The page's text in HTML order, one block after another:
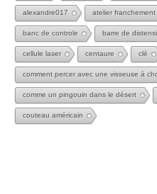
alexandre017 atelier franchement
banc de controle barre de
cellule laser centaure clé
comment percer avec une visseuse à
comme un pingouin dans le désert
couteau américain